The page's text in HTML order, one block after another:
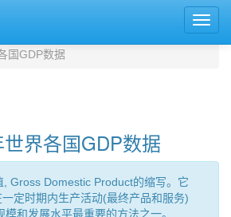
国GDP数据
界各国GDP数据
, Gross Domestic Product的缩写。它
定时期内生产活动(最终产品和服务)
和发展水平最重要的方法之一。